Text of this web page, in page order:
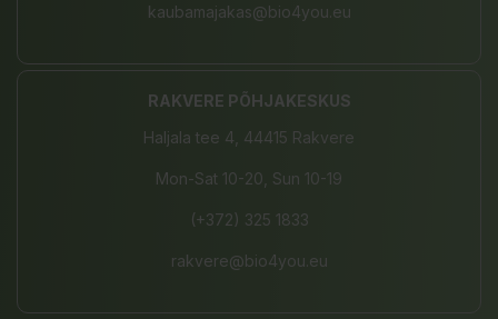
kaubamajakas@bio4you.eu
RAKVERE PÕHJAKESKUS
Haljala tee 4, 44415 Rakvere
Mon-Sat 10-20, Sun 10-19
(+372) 325 1833
rakvere@bio4you.eu